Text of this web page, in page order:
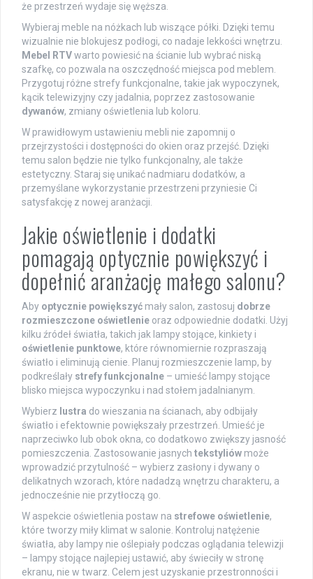
że przestrzeń wydaje się węższa.
Wybieraj meble na nóżkach lub wiszące półki. Dzięki temu
wizualnie nie blokujesz podłogi, co nadaje lekkości wnętrzu.
Mebel RTVwarto powiesić na ścianie lub wybrać niską
szafkę, co pozwala na oszczędność miejsca pod meblem.
Przygotuj różne strefy funkcjonalne, takie jak wypoczynek,
kącik telewizyjny czy jadalnia, poprzez zastosowanie
dywanów, zmiany oświetlenia lub koloru.
W prawidłowym ustawieniu mebli nie zapomnij o
przejrzystości i dostępności do okien oraz przejść. Dzięki
temu salon będzie nie tylko funkcjonalny, ale także
estetyczny. Staraj się unikać nadmiaru dodatków, a
przemyślane wykorzystanie przestrzeni przyniesie Ci
satysfakcję z nowej aranżacji.
Jakie oświetlenie i dodatki
pomagają optycznie powiększyć i
dopełnić aranżację małego salonu?
Aby optycznie powiększyć mały salon, zastosuj dobrze
rozmieszczone oświetlenie oraz odpowiednie dodatki. Użyj
kilku źródeł światła, takich jak lampy stojące, kinkiety i
oświetlenie punktowe, które równomiernie rozpraszają
światło i eliminują cienie. Planuj rozmieszczenie lamp, by
podkreślały strefy funkcjonalne – umieść lampy stojące
blisko miejsca wypoczynku i nad stołem jadalnianym.
Wybierz lustra do wieszania na ścianach, aby odbijały
światło i efektownie powiększały przestrzeń. Umieść je
naprzeciwko lub obok okna, co dodatkowo zwiększy jasność
pomieszczenia. Zastosowanie jasnych tekstyliów może
wprowadzić przytulność – wybierz zasłony i dywany o
delikatnych wzorach, które nadadzą wnętrzu charakteru, a
jednocześnie nie przytłoczą go.
W aspekcie oświetlenia postaw na strefowe oświetlenie,
które tworzy miły klimat w salonie. Kontroluj natężenie
światła, aby lampy nie oślepiały podczas oglądania telewizji
– lampy stojące najlepiej ustawić, aby świeciły w stronę
ekranu, nie w twarz. Celem jest uzyskanie przestronności i